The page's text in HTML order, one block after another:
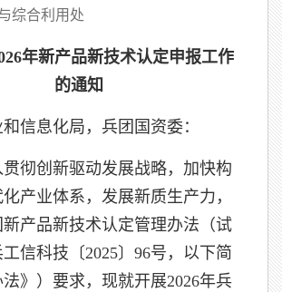
综合利用处
年新产品新技术认定申报工作
的通知
信息化局，兵团国资委：
贯彻创新驱动发展战略，加快构
产业体系，发展新质生产力，
产品新技术认定管理办法（试
信科技〔2025〕96号，以下简
》）要求，现就开展2026年兵